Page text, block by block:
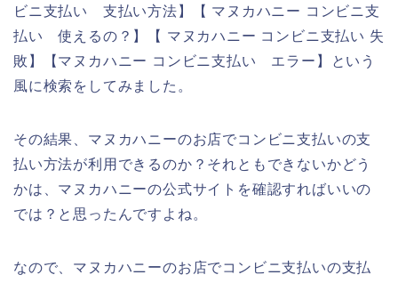
ビニ支払い 支払い方法】【 マヌカハニー コンビニ支
払い 使えるの？】【 マヌカハニー コンビニ支払い 失
敗】【マヌカハニー コンビニ支払い エラー】という
風に検索をしてみました。
その結果、マヌカハニーのお店でコンビニ支払いの支
払い方法が利用できるのか？それともできないかどう
かは、マヌカハニーの公式サイトを確認すればいいの
では？と思ったんですよね。
なので、マヌカハニーのお店でコンビニ支払いの支払